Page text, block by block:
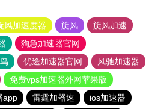
风加速度器 旋风
旋风加速
狗急加速器官网
优途加速器官网
风驰加速器
免费vps加速器外网苹果版
app 雷霆加器速 ios加速器